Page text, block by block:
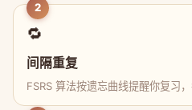
2
🔁
间隔重复
FSRS 算法按遗忘曲线提醒你复习